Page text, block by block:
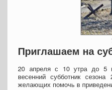
Приглашаем на
20 апреля с 10 утра до 5
весенний субботник
желающих помочь в